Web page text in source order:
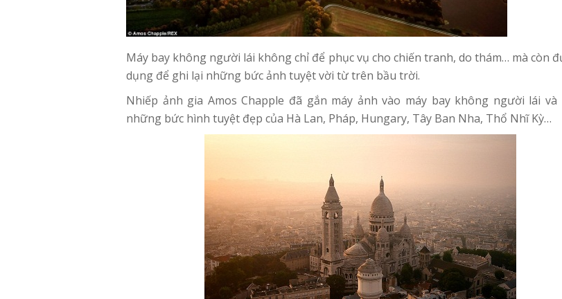
Máy bay không người lái không chỉ để phục vụ cho chiến tranh, do thám… mà còn
dụng để ghi lại những bức ảnh tuyệt vời từ trên bầu trời.
Nhiếp ảnh gia Amos Chapple đã gắn máy ảnh vào máy bay không người lái và
những bức hình tuyệt đẹp của Hà Lan, Pháp, Hungary, Tây Ban Nha, Thổ Nhĩ Kỳ…